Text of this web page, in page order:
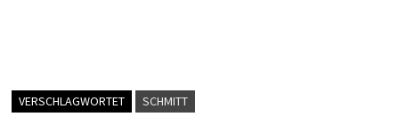
VERSCHLAGWORTET SCHMITT